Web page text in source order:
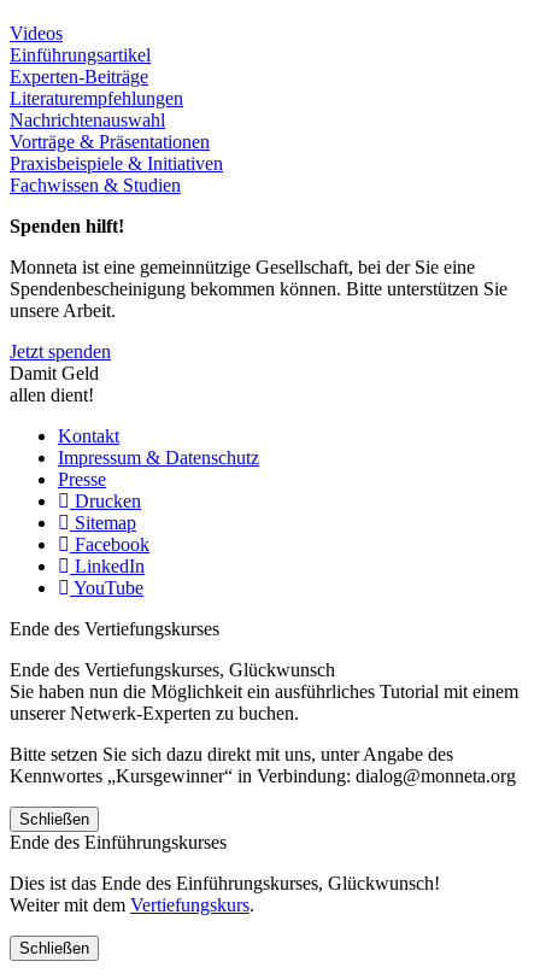
Videos
Einführungsartikel
Experten-Beiträge
Literaturempfehlungen
Nachrichtenauswahl
Vorträge & Präsentationen
Praxisbeispiele & Initiativen
Fachwissen & Studien
Spenden hilft!
Monneta ist eine gemeinnützige Gesellschaft, bei der Sie eine
Spendenbescheinigung bekommen können. Bitte unterstützen Sie
unsere Arbeit.
Jetzt spenden
Damit Geld
allen dient!
Kontakt
Impressum & Datenschutz
Presse
Drucken
Sitemap
Facebook
LinkedIn
YouTube
Ende des Vertiefungskurses
Ende des Vertiefungskurses, Glückwunsch
Sie haben nun die Möglichkeit ein ausführliches Tutorial mit einem
unserer Netwerk-Experten zu buchen.
Bitte setzen Sie sich dazu direkt mit uns, unter Angabe des
Kennwortes „Kursgewinner“ in Verbindung: dialog@monneta.org
Schließen
Ende des Einführungskurses
Dies ist das Ende des Einführungskurses, Glückwunsch!
Weiter mit dem Vertiefungskurs.
Schließen